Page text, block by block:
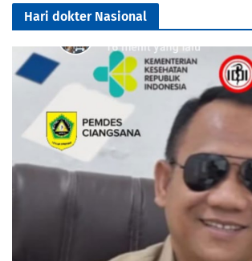
Hari dokter Nasional